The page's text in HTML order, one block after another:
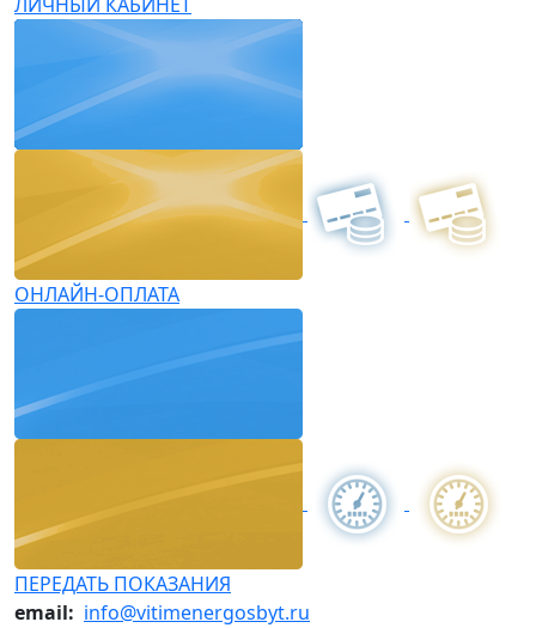
ОНЛАЙН-ОПЛАТА
ПЕРЕДАТЬ ПОКАЗАНИЯ
email: info@vitimenergosbyt.ru